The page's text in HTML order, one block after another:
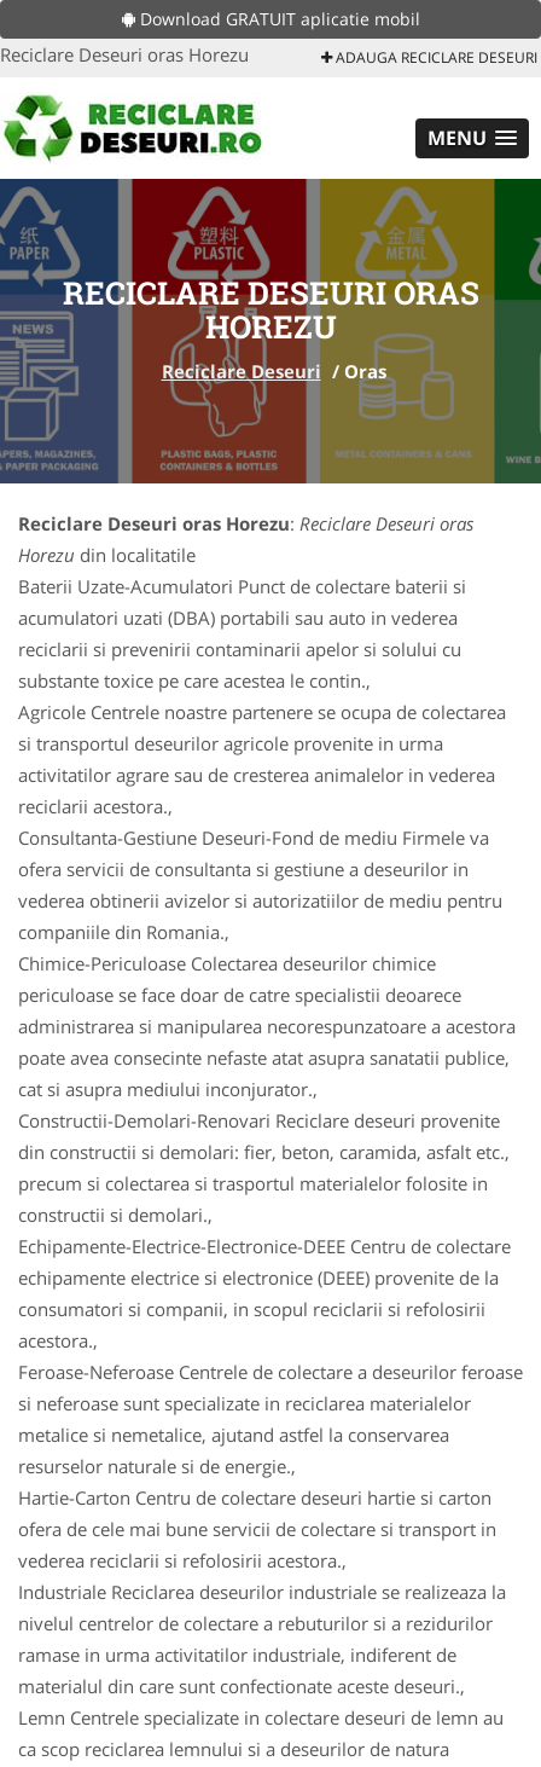
Download GRATUIT aplicatie mobil
Reciclare Deseuri oras Horezu ADAUGA RECICLARE DESEURI
MENU
RECICLARE DESEURI ORAS
HOREZU
Reciclare Deseuri / Oras
Reciclare Deseuri oras Horezu: Reciclare Deseuri oras
Horezu din localitatile
Baterii Uzate-Acumulatori Punct de colectare baterii si
acumulatori uzati (DBA) portabili sau auto in vederea
reciclarii si prevenirii contaminarii apelor si solului cu
substante toxice pe care acestea le contin.,
Agricole Centrele noastre partenere se ocupa de colectarea
si transportul deseurilor agricole provenite in urma
activitatilor agrare sau de cresterea animalelor in vederea
reciclarii acestora.,
Consultanta-Gestiune Deseuri-Fond de mediu Firmele va
ofera servicii de consultanta si gestiune a deseurilor in
vederea obtinerii avizelor si autorizatiilor de mediu pentru
companiile din Romania.,
Chimice-Periculoase Colectarea deseurilor chimice
periculoase se face doar de catre specialistii deoarece
administrarea si manipularea necorespunzatoare a acestora
poate avea consecinte nefaste atat asupra sanatatii publice,
cat si asupra mediului inconjurator.,
Constructii-Demolari-Renovari Reciclare deseuri provenite
din constructii si demolari: fier, beton, caramida, asfalt etc.,
precum si colectarea si trasportul materialelor folosite in
constructii si demolari.,
Echipamente-Electrice-Electronice-DEEE Centru de colectare
echipamente electrice si electronice (DEEE) provenite de la
consumatori si companii, in scopul reciclarii si refolosirii
acestora.,
Feroase-Neferoase Centrele de colectare a deseurilor feroase
si neferoase sunt specializate in reciclarea materialelor
metalice si nemetalice, ajutand astfel la conservarea
resurselor naturale si de energie.,
Hartie-Carton Centru de colectare deseuri hartie si carton
ofera de cele mai bune servicii de colectare si transport in
vederea reciclarii si refolosirii acestora.,
Industriale Reciclarea deseurilor industriale se realizeaza la
nivelul centrelor de colectare a rebuturilor si a rezidurilor
ramase in urma activitatilor industriale, indiferent de
materialul din care sunt confectionate aceste deseuri.,
Lemn Centrele specializate in colectare deseuri de lemn au
ca scop reciclarea lemnului si a deseurilor de natura